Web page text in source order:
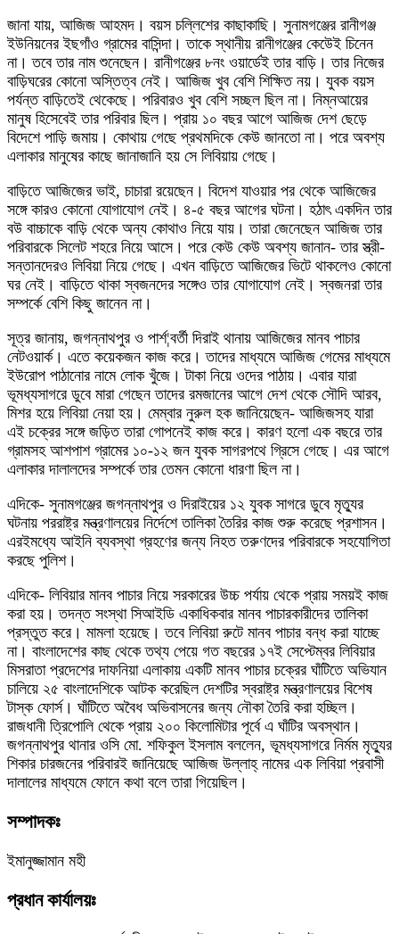
জানা যায়, আজিজ আহমদ। বয়স চল্লিশের কাছাকাছি। সুনামগঞ্জের রানীগঞ্জ
ইউনিয়নের ইছগাঁও গ্রামের বাসিন্দা। তাকে স্থানীয় রানীগঞ্জের কেউেই চিনেন
না। তবে তার নাম শুনেছেন। রানীগঞ্জের ৮নং ওয়ার্ডেই তার বাড়ি। তার নিজের
বাড়িঘরের কোনো অস্তিত্ব নেই। আজিজ খুব বেশি শিক্ষিত নয়। যুবক বয়স
পর্যন্ত বাড়িতেই থেকেছে। পরিবারও খুব বেশি সচ্ছল ছিল না। নিম্নআয়ের
মানুষ হিসেবেই তার পরিবার ছিল। প্রায় ১০ বছর আগে আজিজ দেশ ছেড়ে
বিদেশে পাড়ি জমায়। কোথায় গেছে প্রথমদিকে কেউ জানতো না। পরে অবশ্য
এলাকার মানুষের কাছে জানাজানি হয় সে লিবিয়ায় গেছে।
বাড়িতে আজিজের ভাই, চাচারা রয়েছেন। বিদেশ যাওয়ার পর থেকে আজিজের
সঙ্গে কারও কোনো যোগাযোগ নেই। ৪-৫ বছর আগের ঘটনা। হঠাৎ একদিন তার
বউ বাচ্চাকে বাড়ি থেকে অন্য কোথাও নিয়ে যায়। তারা জেনেছেন আজিজ তার
পরিবারকে সিলেট শহরে নিয়ে আসে। পরে কেউ কেউ অবশ্য জানান- তার স্ত্রী-
সন্তানদেরও লিবিয়া নিয়ে গেছে। এখন বাড়িতে আজিজের ভিটে থাকলেও কোনো
ঘর নেই। বাড়িতে থাকা স্বজনদের সঙ্গেও তার যোগাযোগ নেই। স্বজনরা তার
সম্পর্কে বেশি কিছু জানেন না।
সূত্র জানায়, জগন্নাথপুর ও পার্শ¦বর্তী দিরাই থানায় আজিজের মানব পাচার
নেটওয়ার্ক। এতে কয়েকজন কাজ করে। তাদের মাধ্যমে আজিজ গেমের মাধ্যমে
ইউরোপ পাঠানোর নামে লোক খুঁজে। টাকা নিয়ে ওদের পাঠায়। এবার যারা
ভূমধ্যসাগরে ডুবে মারা গেছেন তাদের রমজানের আগে দেশ থেকে সৌদি আরব,
মিশর হয়ে লিবিয়া নেয়া হয়। মেম্বার নুরুল হক জানিয়েছেন- আজিজসহ যারা
এই চক্রের সঙ্গে জড়িত তারা গোপনেই কাজ করে। কারণ হলো এক বছরে তার
গ্রামসহ আশপাশ গ্রামের ১০-১২ জন যুবক সাগরপথে গ্রিসে গেছে। এর আগে
এলাকার দালালদের সম্পর্কে তার তেমন কোনো ধারণা ছিল না।
এদিকে- সুনামগঞ্জের জগন্নাথপুর ও দিরাইয়ের ১২ যুবক সাগরে ডুবে মৃত্যুর
ঘটনায় পররাষ্ট্র মন্ত্রণালয়ের নির্দেশে তালিকা তৈরির কাজ শুরু করেছে প্রশাসন।
এরইমধ্যে আইনি ব্যবস্থা গ্রহণের জন্য নিহত তরুণদের পরিবারকে সহযোগিতা
করছে পুলিশ।
এদিকে- লিবিয়ার মানব পাচার নিয়ে সরকারের উচ্চ পর্যায় থেকে প্রায় সময়ই কাজ
করা হয়। তদন্ত সংস্থা সিআইডি একাধিকবার মানব পাচারকারীদের তালিকা
প্রস্তুত করে। মামলা হয়েছে। তবে লিবিয়া রুটে মানব পাচার বন্ধ করা যাচ্ছে
না। বাংলাদেশের কাছ থেকে তথ্য পেয়ে গত বছরের ১৭ই সেপ্টেম্বর লিবিয়ার
মিসরাতা প্রদেশের দাফনিয়া এলাকায় একটি মানব পাচার চক্রের ঘাঁটিতে অভিযান
চালিয়ে ২৫ বাংলাদেশিকে আটক করেছিল দেশটির স্বরাষ্ট্র মন্ত্রণালয়ের বিশেষ
টাস্ক ফোর্স। ঘাঁটিতে অবৈধ অভিবাসনের জন্য নৌকা তৈরি করা হচ্ছিল।
রাজধানী ত্রিপোলি থেকে প্রায় ২০০ কিলোমিটার পূর্বে এ ঘাঁটির অবস্থান।
জগন্নাথপুর থানার ওসি মো. শফিকুল ইসলাম বললেন, ভূমধ্যসাগরে নির্মম মৃত্যুর
শিকার চারজনের পরিবারই জানিয়েছে আজিজ উল্লাহ্ নামের এক লিবিয়া প্রবাসী
দালালের মাধ্যমে ফোনে কথা বলে তারা গিয়েছিল।
সম্পাদকঃ
ইমানুজ্জামান মহী
প্রধান কার্যালয়ঃ